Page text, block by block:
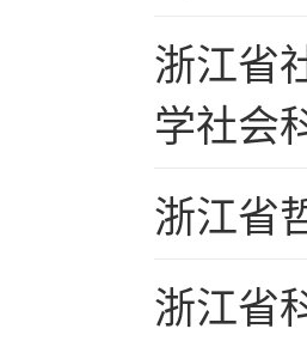
浙江省
学社会
浙江省
浙江省